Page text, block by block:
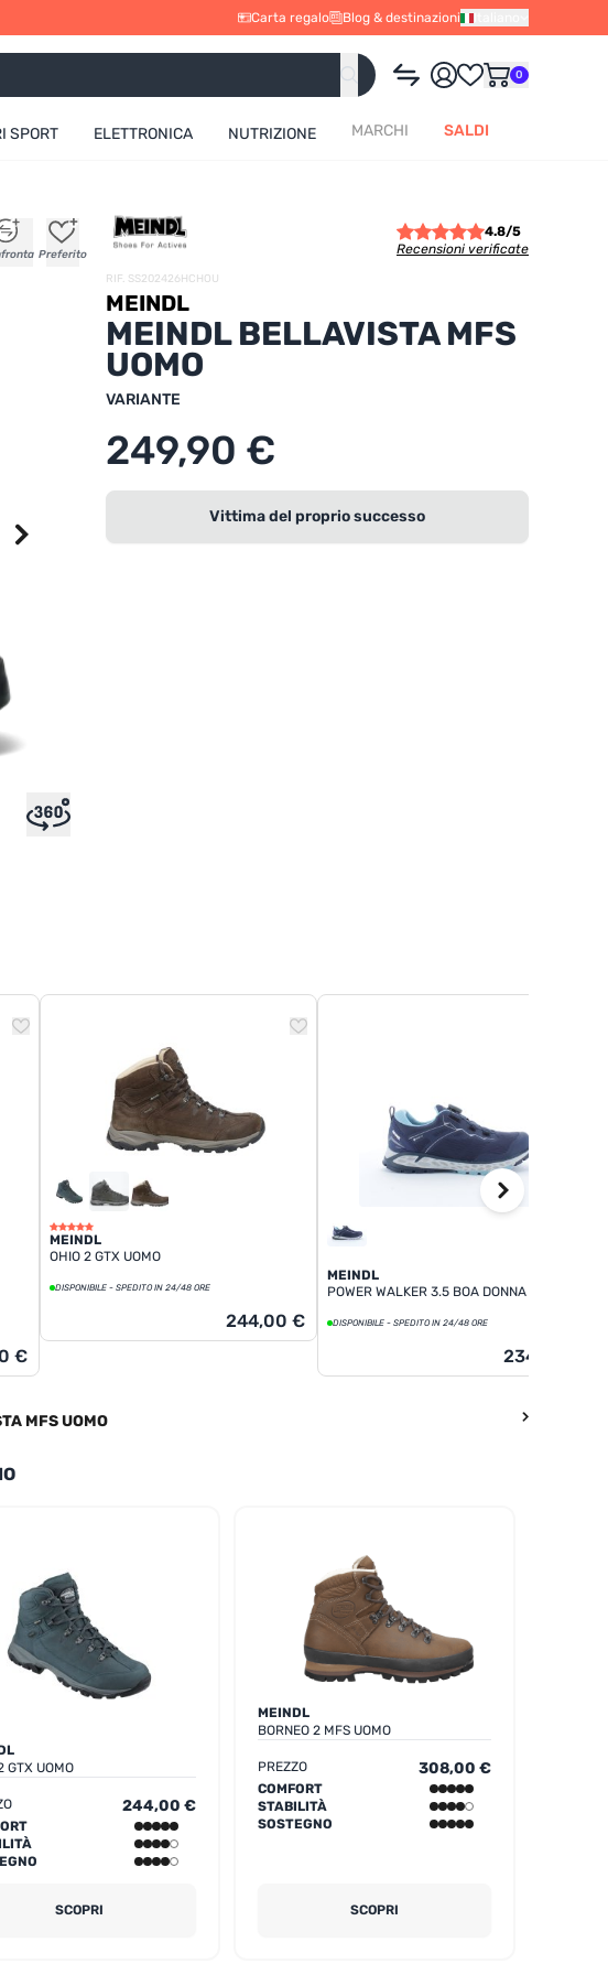
Carta regalo Blog & destinazioni Italiano
0
SPORT ELETTRONICA NUTRIZIONE MARCHI SALDI
+
+ +
+
Preferito
4.8/5
Recensioni verificate
RIF. SS202426HCHOU
MEINDL
MEINDL BELLAVISTA MFS
UOMO
VARIANTE
249,90 €
Vittima del proprio successo
€
MEINDL
OHIO 2 GTX UOMO
DISPONIBILE - SPEDITO IN 24/48 ORE
244,00 €
MEINDL
POWER WALKER 3.5 BOA DONNA
DISPONIBILE - SPEDITO IN 24/48 ORE
234,00 €
MFS UOMO
GTX UOMO
244,00 €
SCOPRI
MEINDL
BORNEO 2 MFS UOMO
PREZZO 308,00 €
COMFORT
STABILITÀ
SOSTEGNO
SCOPRI